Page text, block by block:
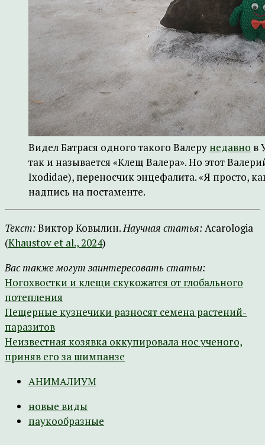
Видел Батрася одного такого Валеру недавно в
так и называется «Клещ Валера». Но этот
Ixodidae), переносчик энцефалита. «Я просто,
надпись на постаменте.
Текст:Виктор Ковылин.Научная статья:Acarologia
(Khaustov et al., 2024)
Вас также могут заинтересовать статьи:
Ногохвостки и клещи скукожатся от глобального
потепления
Пещерные кузнечики разносят семена растений-
паразитов
Неизвестная козявка оккупировала нос ученого,
приняв его за шимпанзе
АНИМАЛИУМ
новые виды
паукообразные